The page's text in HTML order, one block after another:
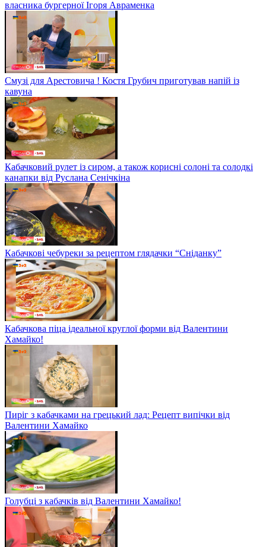
Американський бургер з українських продуктів. Рецепт від
власника бургерної Ігоря Авраменка
Смузі для Арестовича ! Костя Грубич приготував напій із
кавуна
Кабачковий рулет із сиром, а також корисні солоні та солодкі
канапки від Руслана Сенічкіна
Кабачкові чебуреки за рецептом глядачки “Сніданку”
Кабачкова піца ідеальної круглої форми від Валентини
Хамайко!
Пиріг з кабачками на грецький лад: Рецепт випічки від
Валентини Хамайко